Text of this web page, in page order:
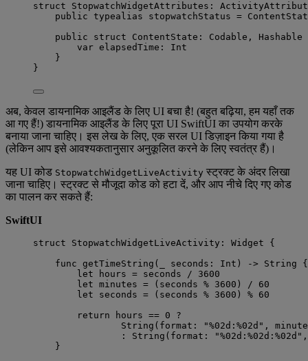
struct StopwatchWidgetAttributes:
public
typealias stopwatchStatus =
public
struct ContentState: Codable , Hashable
var elapsedTime: Int
}
}
अब, केवल डायनामिक आइलैंड के लिए UI बचा है! (बहुत बढ़िया, हम यहाँ तक
आ गए हैं!) डायनामिक आइलैंड के लिए पूरा UI SwiftUI का उपयोग करके
बनाया जाना चाहिए। इस लेख के लिए, एक सरल UI डिज़ाइन किया गया है
(लेकिन आप इसे आवश्यकतानुसार अनुकूलित करने के लिए स्वतंत्र हैं)।
यह UI कोड StopwatchWidgetLiveActivity स्ट्रक्ट के अंदर लिखा
जाना चाहिए। स्ट्रक्ट से मौजूदा कोड को हटा दें, और आप नीचे दिए गए कोड
का पालन कर सकते हैं:
SwiftUI
struct StopwatchWidgetLiveActivity: Widget {
func getTimeString ( seconds : Int ) -> String {
let hours = seconds /
3600
let minutes = (seconds % 3600 ) /
60
let seconds = (seconds % 3600 ) % 60
return hours == 0
?
String ( format : "%02d:%02d " ,
:
String ( format : "%02d:%02d:%02d "
}